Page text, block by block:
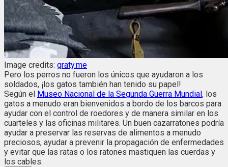
Image credits: graty.me
Pero los perros no fueron los únicos que ayudaron a los
soldados, ¡los gatos también han tenido su papel!
Según el Museo Nacional de la Segunda Guerra Mundial, los
gatos a menudo eran bienvenidos a bordo de los barcos para
ayudar con el control de roedores y de manera similar en los
cuarteles y las oficinas militares. Un buen cazarratones podría
ayudar a preservar las reservas de alimentos a menudo
preciosos, ayudar a prevenir la propagación de enfermedades
y evitar que las ratas o los ratones mastiquen las cuerdas y
los cables.